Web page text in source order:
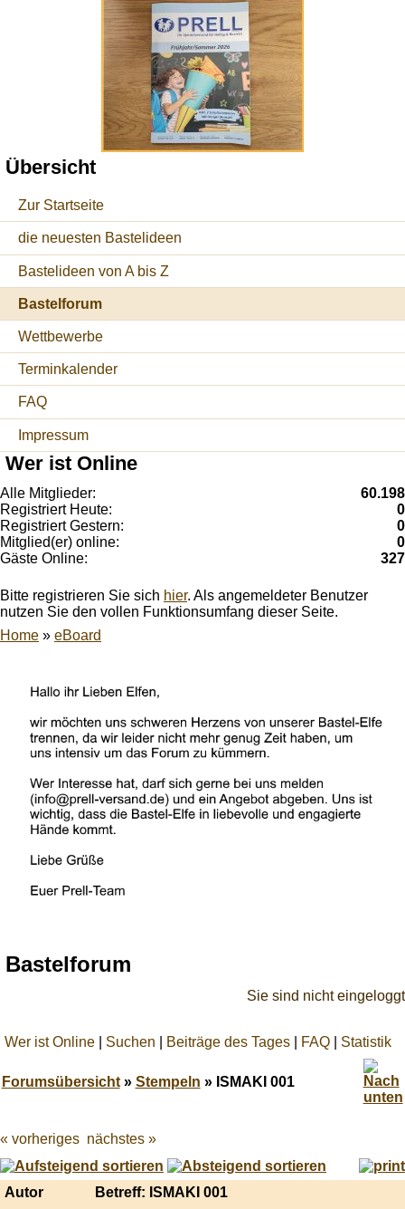
Übersicht
Zur Startseite
die neuesten Bastelideen
Bastelideen von A bis Z
Bastelforum
Wettbewerbe
Terminkalender
FAQ
Impressum
Wer ist Online
Alle Mitglieder:
60.198
Registriert Heute:
0
Registriert Gestern:
0
Mitglied(er) online:
0
Gäste Online:
327
Bitte registrieren Sie sich hier. Als angemeldeter Benutzer
nutzen Sie den vollen Funktionsumfang dieser Seite.
Home » eBoard
Bastelforum
Sie sind nicht eingeloggt
Wer ist Online Suchen Beiträge des Tages FAQ Statistik
Forumsübersicht» Stempeln » ISMAKI 001
Best
online
live
casino
« vorheriges nächstes »
Autor
Betreff: ISMAKI 001